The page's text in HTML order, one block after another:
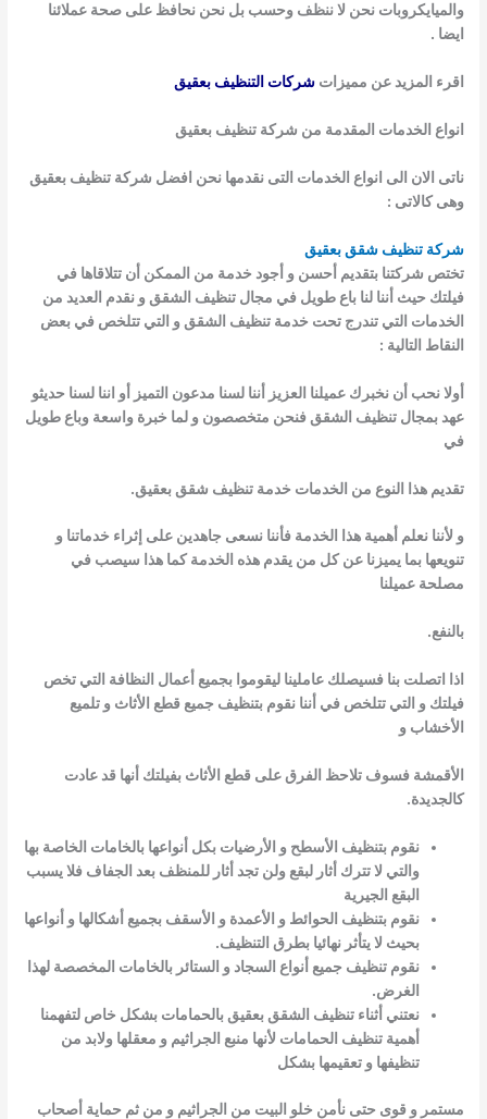
والميايكروبات نحن لا ننظف وحسب بل نحن نحافظ على صحة عملائنا
ايضا .
اقرء المزيد عن مميزات شركات التنظيف بعقيق
انواع الخدمات المقدمة من شركة تنظيف بعقيق
ناتى الان الى انواع الخدمات التى نقدمها نحن افضل شركة تنظيف بعقيق
وهى كالاتى :
شركة تنظيف شققبعقيق
تختص شركتنا بتقديم أحسن و أجود خدمة من الممكن أن تتلاقاها في
فيلتك حيث أننا لنا باع طويل في مجال تنظيف الشقق و نقدم العديد من
الخدمات التيتندرج تحت خدمة تنظيف الشقق و التي تتلخص في بعض
النقاط التالية :
أولا نحب أن نخبرك عميلنا العزيز أننا لسنا مدعون التميز أو اننا لسنا حديثو
عهد بمجال تنظيف الشقق فنحن متخصصون و لما خبرة واسعة وباع طويل
في
تقديم هذا النوع من الخدمات خدمة تنظيف شقق بعقيق.
و لأننا نعلم أهمية هذا الخدمة فأننا نسعى جاهدين على إثراء خدماتنا و
تنويعها بما يميزنا عن كل من يقدم هذه الخدمة كما هذا سيصب في
مصلحة عميلنا
بالنفع.
اذا اتصلت بنا فسيصلك عاملينا ليقوموا بجميع أعمال النظافة التي تخص
فيلتك و التي تتلخص في أننا نقوم بتنظيف جميع قطع الأثاث و تلميع
الأخشاب و
الأقمشة فسوف تلاحظ الفرق على قطع الأثاث بفيلتك أنها قد عادت
كالجديدة.
نقوم بتنظيف الأسطح و الأرضيات بكل أنواعها بالخامات الخاصة بها
والتي لا تترك أثار لبقع ولن تجد أثار للمنظف بعد الجفاف فلا يسبب
البقع الجيرية
نقوم بتنظيف الحوائط و الأعمدة و الأسقف بجميع أشكالها و أنواعها
بحيث لا يتأثر نهائيا بطرق التنظيف.
نقوم تنظيف جميع أنواع السجاد و الستائر بالخامات المخصصة لهذا
الغرض.
نعتني أثناء تنظيف الشقق بعقيق بالحمامات بشكل خاص لتفهمنا
أهمية تنظيف الحمامات لأنها منبع الجراثيم و معقلها ولابد من
تنظيفها و تعقيمها بشكل
مستمر و قوى حتى نأمن خلو البيت من الجراثيم و من ثم حماية أصحاب